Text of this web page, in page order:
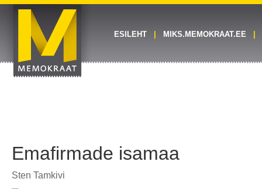
ESILEHT MIKS.MEMOKRAAT.EE
Emafirmade isamaa
Sten Tamkivi